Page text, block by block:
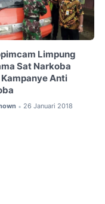
Limpung
Sat Narkoba
Kampanye Anti
• 26 Januari 2018